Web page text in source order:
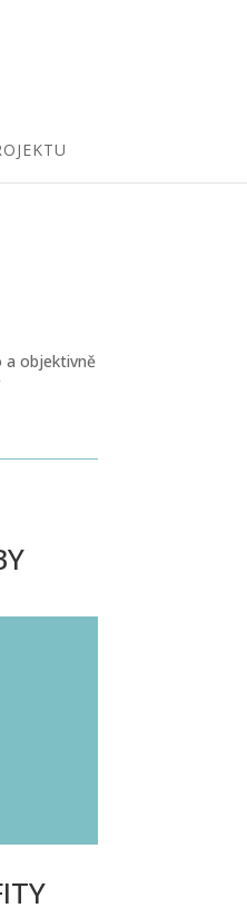
a objektivně